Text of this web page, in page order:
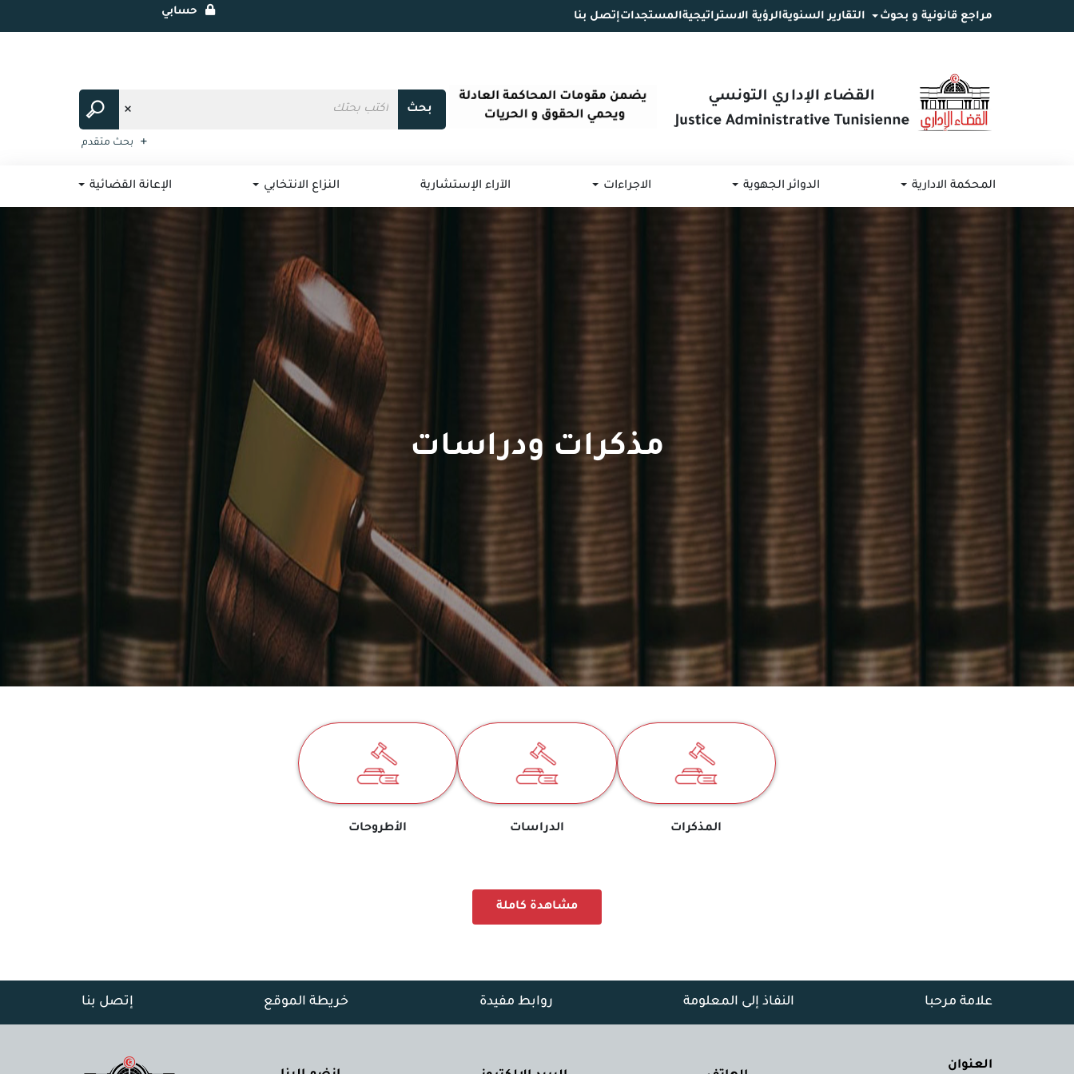
المحتوى
مراجع قانونية و بحوث التقارير السنويةالرؤية الاستراتيجيةالمستجداتإتصل بنا حسابي
بحث
بحث متقدم
المحكمة الادارية الدوائر الجهوية الاجراءات الآراء الإستشارية النزاع الانتخابي الإعانة القضائية
مذكرات ودراسات
المذكرات الدراسات الأطروحات
مشاهدة كاملة
علامة مرحبا النفاذ إلى المعلومة روابط مفيدة خريطة الموقع إتصل بنا
العنوان